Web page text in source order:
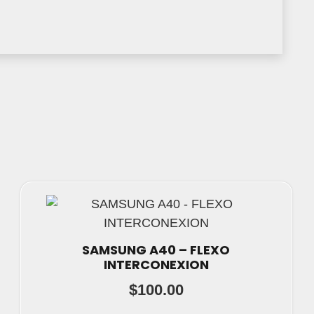
SAMSUNG A40 – FLEXO
INTERCONEXION
$100.00